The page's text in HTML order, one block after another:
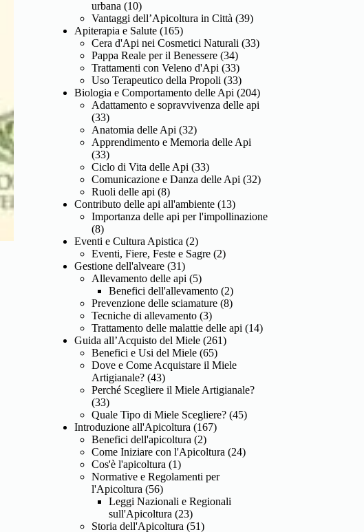
urbana (10)
Vantaggi dell’Apicoltura in Città (39)
Apiterapia e Salute (165)
Cera d'Api nei Cosmetici Naturali (33)
Pappa Reale per il Benessere (34)
Trattamenti con Veleno d'Api (33)
Uso Terapeutico della Propoli (33)
Biologia e Comportamento delle Api (204)
Adattamento e sopravvivenza delle api
(33)
Anatomia delle Api (32)
Apprendimento e Memoria delle Api
(33)
Ciclo di Vita delle Api (33)
Comunicazione e Danza delle Api (32)
Ruoli delle api (8)
Contributo delle api all'ambiente (13)
Importanza delle api per l'impollinazione
(8)
Eventi e Cultura Apistica (2)
Eventi, Fiere, Feste e Sagre (2)
Gestione dell'alveare (31)
Allevamento delle api (5)
Benefici dell'allevamento (2)
Prevenzione delle sciamature (8)
Tecniche di allevamento (3)
Trattamento delle malattie delle api (14)
Guida all’Acquisto del Miele (261)
Benefici e Usi del Miele (65)
Dove e Come Acquistare il Miele
Artigianale? (43)
Perché Scegliere il Miele Artigianale?
(33)
Quale Tipo di Miele Scegliere? (45)
Introduzione all'Apicoltura (167)
Benefici dell'apicoltura (2)
Come Iniziare con l'Apicoltura (24)
Cos'è l'apicoltura (1)
Normative e Regolamenti per
l'Apicoltura (56)
Leggi Nazionali e Regionali
sull'Apicoltura (23)
Storia dell'Apicoltura (51)